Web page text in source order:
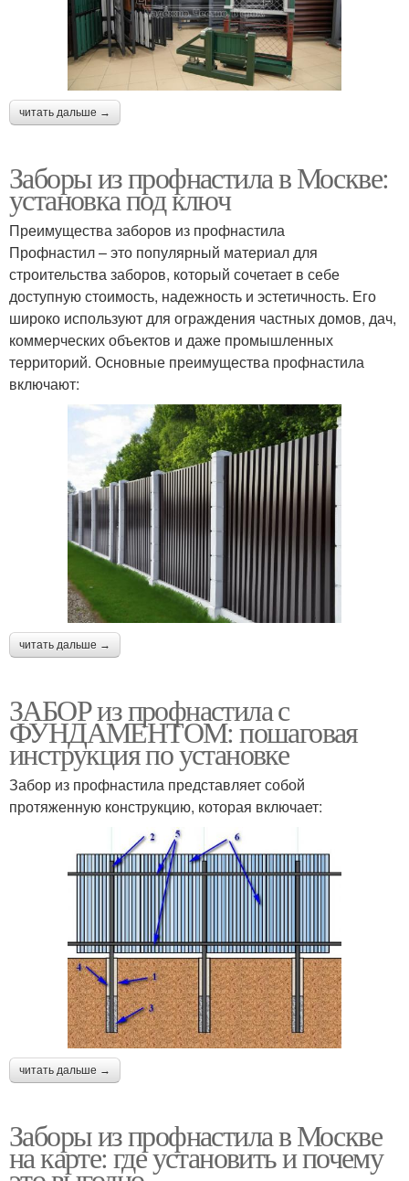
читать дальше →
Заборы из профнастила в Москве:
установка под ключ
Преимущества заборов из профнастила
Профнастил – это популярный материал для
строительства заборов, который сочетает в себе
доступную стоимость, надежность и эстетичность. Его
широко используют для ограждения частных домов, дач,
коммерческих объектов и даже промышленных
территорий. Основные преимущества профнастила
включают:
читать дальше →
ЗАБОР из профнастила с
ФУНДАМЕНТОМ: пошаговая
инструкция по установке
Забор из профнастила представляет собой
протяженную конструкцию, которая включает:
читать дальше →
Заборы из профнастила в Москве
на карте: где установить и почему